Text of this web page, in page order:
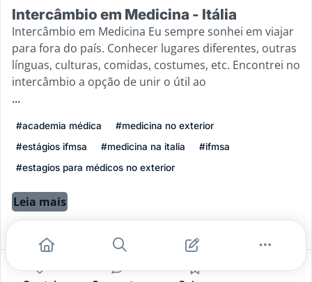
Intercâmbio em Medicina - Itália
Intercâmbio em Medicina Eu sempre sonhei em viajar
para fora do país. Conhecer lugares diferentes, outras
línguas, culturas, comidas, costumes, etc. Encontrei no
intercâmbio a opção de unir o útil ao
...
#academia médica
#medicina no exterior
#estágios ifmsa
#medicina na italia
#ifmsa
#estagios para médicos no exterior
Leia mais